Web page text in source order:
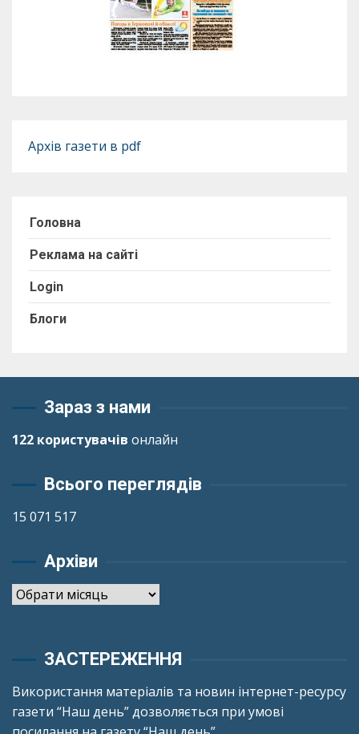
Архів газети в pdf
Головна
Реклама на сайті
Login
Блоги
Зараз з нами
122 користувачів онлайн
Всього переглядів
15 071 517
Архіви
Архіви
ЗАСТЕРЕЖЕННЯ
Використання матеріалів та новин інтернет-ресурсу
газети “Наш день” дозволяється при умові